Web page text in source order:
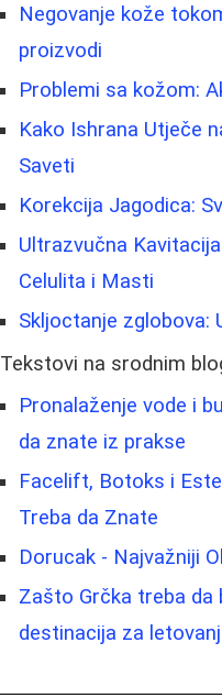
Negovanje kože
proizvodi
Problemi sa kožom:
Kako Ishrana Utječe
Saveti
Korekcija Jagodica:
Ultrazvučna
Celulita i Masti
Skljoctanje zglobova:
Tekstovi na srodnim
Pronalaženje vode i
da znate iz prakse
Facelift, Botoks i
Treba da Znate
Dorucak - Najvažniji
Zašto Grčka treba da
destinacija za